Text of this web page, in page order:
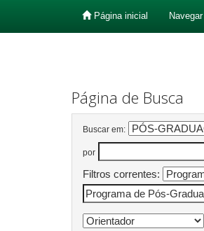
Página inicial Navegar
Página de Busca
Buscar em:
por
Filtros correntes: